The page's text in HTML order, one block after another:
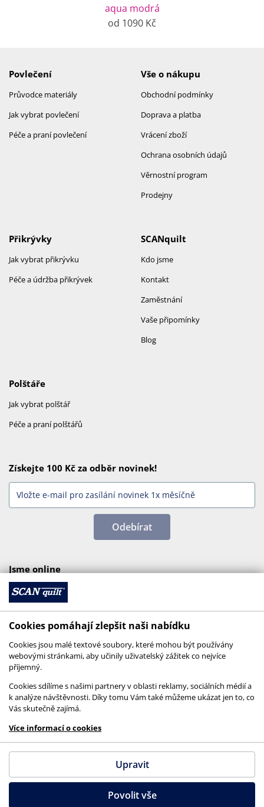
aqua modrá
od 1090 Kč
Povlečení
Průvodce materiály
Jak vybrat povlečení
Péče a praní povlečení
Vše o nákupu
Obchodní podmínky
Doprava a platba
Vrácení zboží
Ochrana osobních údajů
Věrnostní program
Prodejny
SCANquilt
Kdo jsme
Kontakt
Zaměstnání
Vaše připomínky
Blog
Přikrývky
Jak vybrat přikrývku
Péče a údržba přikrývek
Polštáře
Jak vybrat polštář
Péče a praní polštářů
Získejte 100 Kč za odběr novinek!
Odebírat
Jsme online
© 2026 SCANquilt - všechna práva vyhrazena
This site is protected by reCAPTCHA and the
GooglePrivacy PolicyandTerms of Serviceapply.
Cookies pomáhají zlepšit naši nabídku
Cookies jsou malé textové soubory, které mohou být používány
webovými stránkami, aby učinily uživatelský zážitek co nejvíce
příjemný.
Cookies sdílíme s našimi partnery v oblasti reklamy, sociálních médií a
k analýze návštěvnosti. Díky tomu Vám také můžeme ukázat jen to, co
Vás skutečně zajímá.
Více informací o cookies
Upravit
Povolit vše